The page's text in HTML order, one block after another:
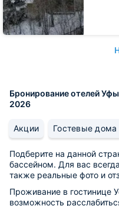
Бронирование отелей
2026
Акции Гостевые
Подберите на данной
бассейном. Для вас
также реальные фото и
Проживание в гостинице
возможность